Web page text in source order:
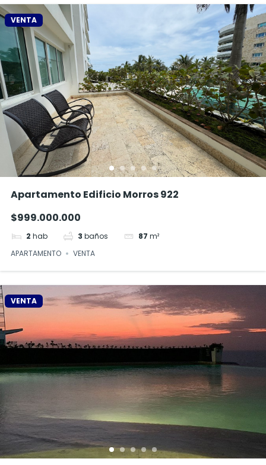
VENTA
Apartamento Edificio Morros 922
$999.000.000
2 hab 3 baños 87 m²
APARTAMENTO
VENTA
VENTA